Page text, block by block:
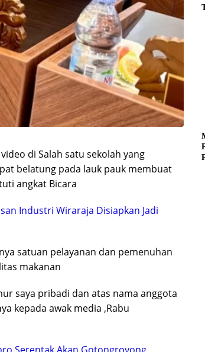
di Salah satu sekolah yang
belatung pada lauk pauk membuat
angkat Bicara
Industri Wiraraja Disiapkan Jadi
satuan pelayanan dan pemenuhan
makanan
saya pribadi dan atas nama anggota
kepada awak media ,Rabu